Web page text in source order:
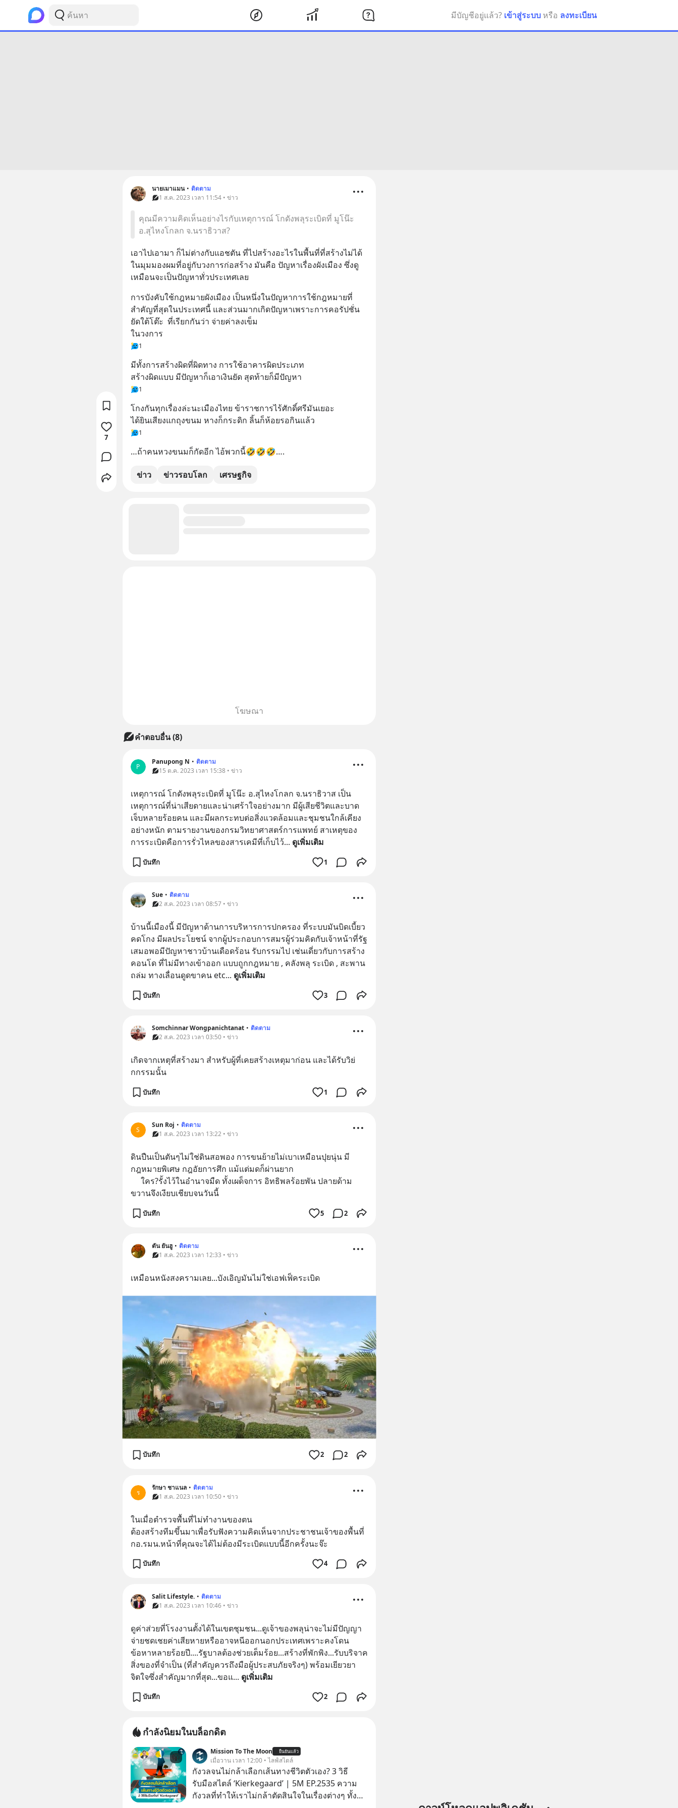
มีบัญชีอยู่แล้ว? เข้าสู่ระบบ หรือ ลงทะเบียน
นายเมาแมน • ติดตาม
1 ส.ค. 2023 เวลา 11:54 • ข่าว
คุณมีความคิดเห็นอย่างไรกับเหตุการณ์ โกดังพลุระเบิดที่ มูโน๊ะ
อ.สุไหงโกลก จ.นราธิวาส?
เอาไปเอามา ก็ไม่ต่างกับแอชตัน ที่ไปสร้างอะไรในพื้นที่ที่สร้างไม่ได้
ในมุมมองผมที่อยู่กับวงการก่อสร้าง มันคือ ปัญหาเรื่องผังเมือง ซึ่งดู
เหมือนจะเป็นปัญหาทั่วประเทศเลย
การบังคับใช้กฎหมายผังเมือง เป็นหนึ่งในปัญหาการใช้กฎหมายที่
สำคัญที่สุดในประเทศนี้ และส่วนมากเกิดปัญหาเพราะการคอรัปชั่น
ยัดใต้โต๊ะ  ที่เรียกกันว่า จ่ายค่าลงเข็ม
ในวงการ
1
มีทั้งการสร้างผิดที่ผิดทาง การใช้อาคารผิดประเภท
สร้างผิดแบบ มีปัญหาก็เอาเงินยัด สุดท้ายก็มีปัญหา
1
โกงกันทุกเรื่องล่ะนะเมืองไทย ข้าราชการไร้ศักดิ์ศรีมันเยอะ
ได้ยินเสียงแกถุงขนม หางก็กระดิก ลิ้นก็ห้อยรอกินแล้ว
1
…ถ้าคนหวงขนมก็กัดอีก ไอ้พวกนี้🤣🤣🤣….
ข่าว ข่าวรอบโลก เศรษฐกิจ
7
โฆษณา
คำตอบอื่น(8)
P
Panupong N • ติดตาม
15 ต.ค. 2023 เวลา 15:38 • ข่าว
เหตุการณ์ โกดังพลุระเบิดที่ มูโน๊ะ อ.สุไหงโกลก จ.นราธิวาส เป็น
เหตุการณ์ที่น่าเสียดายและน่าเศร้าใจอย่างมาก มีผู้เสียชีวิตและบาด
เจ็บหลายร้อยคน และมีผลกระทบต่อสิ่งแวดล้อมและชุมชนใกล้เคียง
อย่างหนัก ตามรายงานของกรมวิทยาศาสตร์การแพทย์ สาเหตุของ
การระเบิดคือการรั่วไหลของสารเคมีที่เก็บไว้... ดูเพิ่มเติม
บันทึก 1
Sue • ติดตาม
2 ส.ค. 2023 เวลา 08:57 • ข่าว
บ้านนี้เมืองนี้ มีปัญหาด้านการบริหารการปกครอง ที่ระบบมันบิดเบี้ยว
คดโกง มีผลประโยชน์ จากผู้ประกอบการสมรผู้ร่วมคิดกับเจ้าหน้าที่รัฐ
เสมอพอมีปัญหาชาวบ้านเดือดร้อน รับกรรมไป เช่นเดี่ยวกับการสร้าง
คอนโด ที่ไม่มีทางเข้าออก แบบถูกกฎหมาย , คลังพลุ ระเบิด , สะพาน
ถล่ม ทางเลื่อนดูดขาคน etc... ดูเพิ่มเติม
บันทึก 3
Somchinnar Wongpanichtanat • ติดตาม
2 ส.ค. 2023 เวลา 03:50 • ข่าว
เกิดจากเหตุที่สร้างมา สำหรับผู้ที่เคยสร้างเหตุมาก่อน และได้รับวิย่
กกรรมนั้น
บันทึก 1
S
Sun Roj • ติดตาม
1 ส.ค. 2023 เวลา 13:22 • ข่าว
ดินปืนเป็นตันๆไม่ใช่ดินสอพอง การขนย้ายไม่เบาเหมือนปุยนุ่น มี
กฎหมายพิเศษ กฎอัยการศึก แม้แต่มดก็ผ่านยาก
ขวานจึงเงียบเชียบจนวันนี้
บันทึก 5 2
ตัน ยันฮู • ติดตาม
1 ส.ค. 2023 เวลา 12:33 • ข่าว
เหมือนหนังสงครามเลย...บังเอิญมันไม่ใช่เอฟเฟ็คระเบิด
บันทึก 2 2
ร
รักษา ชาแนล • ติดตาม
1 ส.ค. 2023 เวลา 10:50 • ข่าว
ในเมื่อตำรวจพื้นที่ไม่ทำงานของตน
ต้องสร้างทีมขึ้นมาเพื่อรับฟังความคิดเห็นจากประชาชนเจ้าของพื้นที่
กอ.รมน.หน้าที่คุณจะได้ไม่ต้องมีระเบิดแบบนี้อีกครั้งนะจ๊ะ
บันทึก 4
Salit Lifestyle. • ติดตาม
1 ส.ค. 2023 เวลา 10:46 • ข่าว
ดูค่าส่วยที่โรงงานตั้งได้ในเขตชุมชน...ดูเจ้าของพลุน่าจะไม่มีปัญญา
จ่ายชดเชยค่าเสียหายหรืออาจหนีออกนอกประเทศเพราะคงโดน
ข้อหาหลายร้อยปี....รัฐบาลต้องช่วยเต็มร้อย...สร้างที่พักพิง...รับบริจาค
สิ่งของที่จำเป็น (ที่สำคัญควรถึงมือผู้ประสบภัยจริงๆ) พร้อมเยียวยา
จิตใจซึ่งสำคัญมากที่สุด...ขอแ... ดูเพิ่มเติม
บันทึก 2
กำลังนิยมในบล็อกดิต
Mission To The Moon ยืนยันแล้ว
เมื่อวาน เวลา 12:00 • ไลฟ์สไตล์
กังวลจนไม่กล้าเลือกเส้นทางชีวิตตัวเอง? 3 วิธี
รับมือสไตล์ ‘Kierkegaard’ | 5M EP.2535 ความ
กังวลที่ทำให้เราไม่กล้าตัดสินใจในเรื่องต่างๆ ทั้ง